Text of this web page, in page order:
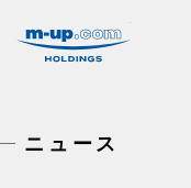
株式
ニュース